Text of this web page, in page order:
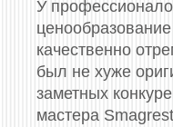
У
качественно
был не хуже
заметных
мастера